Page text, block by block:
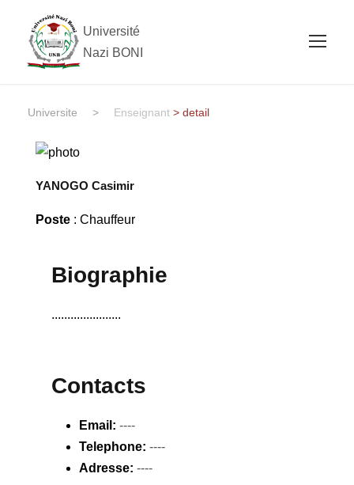
Université
Nazi BONI
Universite > Enseignant > detail
YANOGO Casimir
Poste: Chauffeur
Biographie
......................
Contacts
Email: ----
Telephone: ----
Adresse: ----